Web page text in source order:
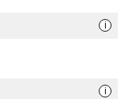
i
i